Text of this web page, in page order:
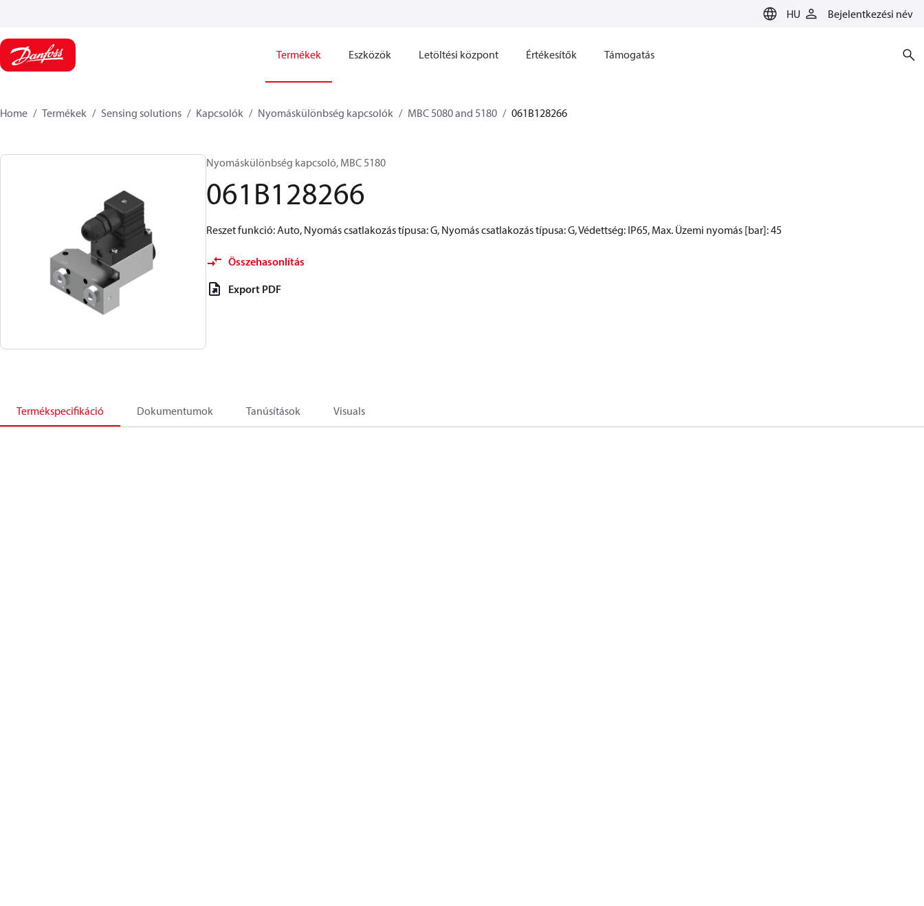
HU Bejelentkezési név
Termékek Eszközök Letöltési központ Értékesítők Támogatás
Home Termékek Sensing solutions Kapcsolók Nyomáskülönbség kapcsolók MBC 5080 and 5180 061B128266
Nyomáskülönbség kapcsoló, MBC 5180
061B128266
Reszet funkció: Auto, Nyomás csatlakozás típusa: G, Nyomás csatlakozás típusa: G, Védettség: IP65, Max. Üzemi nyomás [bar]: 45
Összehasonlítás
Export PDF
Termékspecifikáció Dokumentumok Tanúsítások Visuals